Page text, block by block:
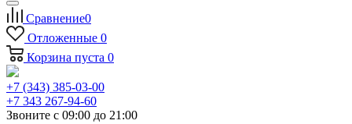
Сравнение0
Отложенные 0
Корзина пуста 0
+7 (343) 385-03-00
+7 343 267-94-60
Звоните с 09:00 до 21:00